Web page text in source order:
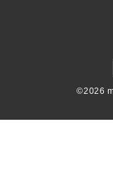
©2026